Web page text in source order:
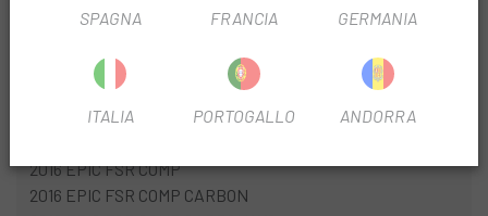
2017 EPIC FSR SW CARBON WC
2017 EPIC FSR SW CARBON WC FRMSET
2017 ERA FSR COMP CARBON
2017 ERA FSR EXPERT CARBON WC
2016 EPIC FSR COMP
2016 EPIC FSR COMP CARBON
SPAGNA FRANCIA GERMANIA
ITALIA PORTOGALLO ANDORRA